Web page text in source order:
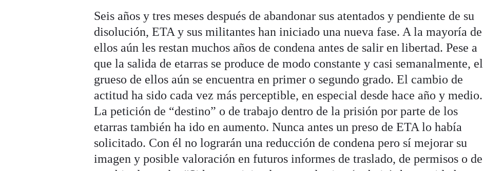
Seis años y tres meses después de abandonar sus atentados y pendiente de su
disolución, ETA y sus militantes han iniciado una nueva fase. A la mayoría de
ellos aún les restan muchos años de condena antes de salir en libertad. Pese a
que la salida de etarras se produce de modo constante y casi semanalmente, el
grueso de ellos aún se encuentra en primer o segundo grado. El cambio de
actitud ha sido cada vez más perceptible, en especial desde hace año y medio.
La petición de “destino” o de trabajo dentro de la prisión por parte de los
etarras también ha ido en aumento. Nunca antes un preso de ETA lo había
solicitado. Con él no lograrán una reducción de condena pero sí mejorar su
imagen y posible valoración en futuros informes de traslado, de permisos o de